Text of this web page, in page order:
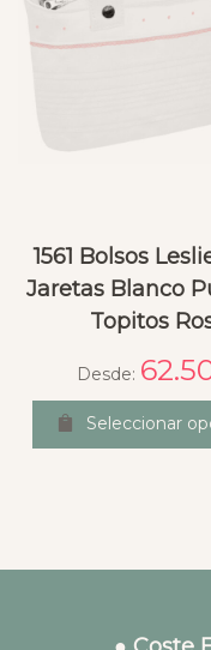
1561 Bolsos
Jaretas Blanco
Topitos
Desde:
Seleccionar